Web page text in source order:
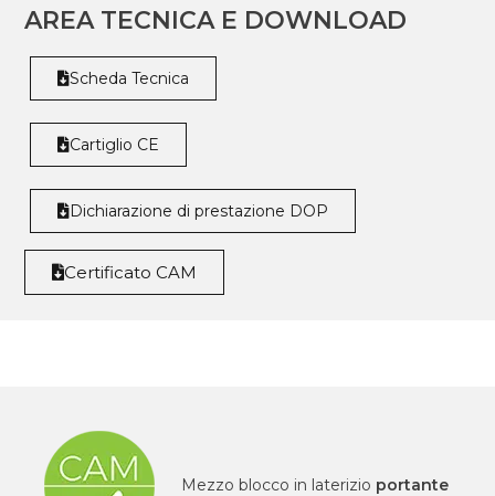
AREA TECNICA E DOWNLOAD
Scheda Tecnica
Cartiglio CE
Dichiarazione di prestazione DOP
Certificato CAM
Mezzo blocco in laterizio portante